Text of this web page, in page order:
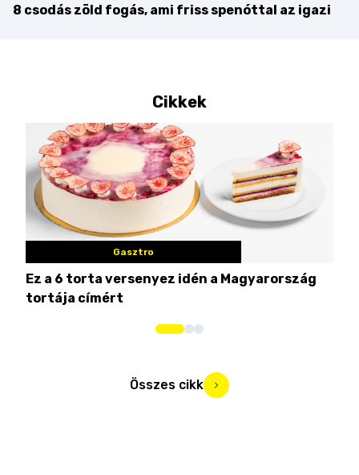
8 csodás zöld fogás, ami friss spenóttal az igazi
Cikkek
Gasztro
Ez a 6 torta versenyez idén a Magyarország
tortája címért
Összes cikk